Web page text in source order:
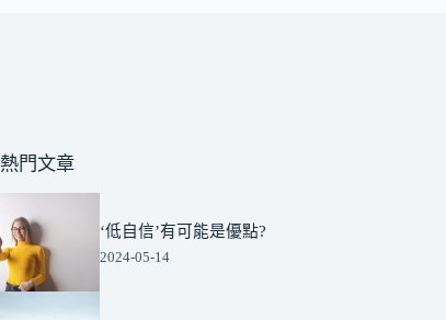
熱門文章
‘低自信’有可能是優點?
2024-05-14